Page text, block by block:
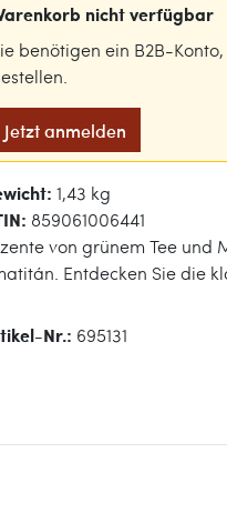
nicht verfügbar
benötigen ein B2B-
Jetzt anmelden
1,43 kg
859061006441
von grünem Tee und
Entdecken Sie die
Nr.: 695131